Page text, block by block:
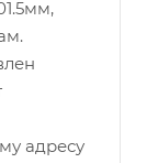
адресу